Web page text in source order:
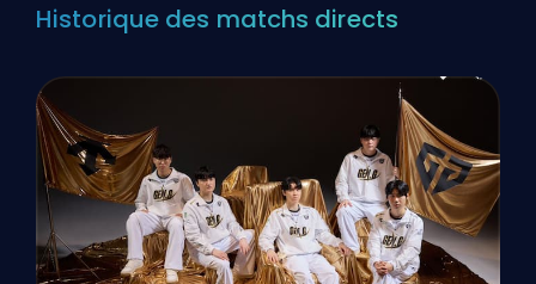
Historique des matchs directs